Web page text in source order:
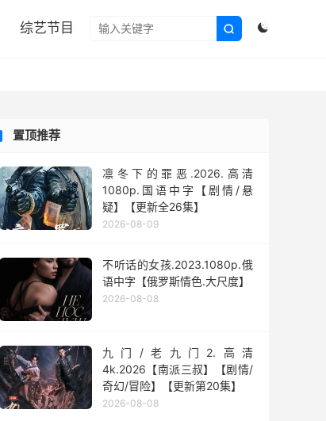


综艺节目
置顶推荐
凛冬下的罪恶.2026.高清
1080p.国语中字【剧情/悬
疑】【更新全26集】
2026-08-09
不听话的女孩.2023.1080p.俄
语中字【俄罗斯情色.大尺度】
2026-08-08
九门/老九门2.高清
4k.2026【南派三叔】【剧情/
奇幻/冒险】【更新第20集】
2026-08-08